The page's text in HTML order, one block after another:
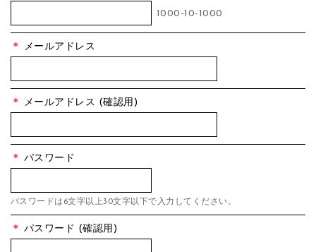
1000-10-1000
＊ メールアドレス
＊ メールアドレス (確認用)
＊ パスワード
パスワードは6文字以上30文字以下で入力してください。
＊ パスワード (確認用)